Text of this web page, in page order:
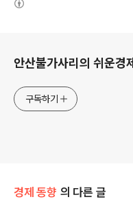
안산불가사리의 쉬운경제
구독하기
경제 동향 의 다른 글